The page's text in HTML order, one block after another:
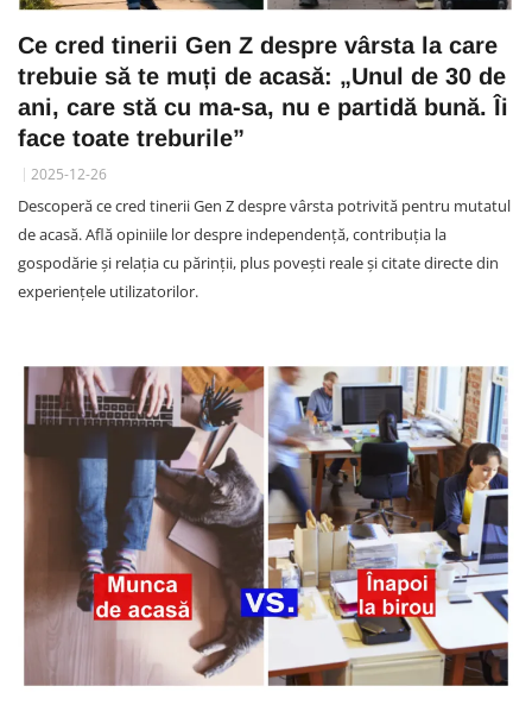
Ce cred tinerii Gen Z despre vârsta la care
trebuie să te muți de acasă: „Unul de 30 de
ani, care stă cu ma-sa, nu e partidă bună. Îi
face toate treburile”
2025-12-26
Descoperă ce cred tinerii Gen Z despre vârsta potrivită pentru mutatul
de acasă. Află opiniile lor despre independență, contribuția la
gospodărie și relația cu părinții, plus povești reale și citate directe din
experiențele utilizatorilor.